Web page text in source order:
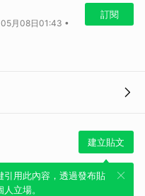
頁詢問食譜作者喔！
月08日01:43 •
訂閱
建立貼文
引用此內容，透過發布貼
立場。